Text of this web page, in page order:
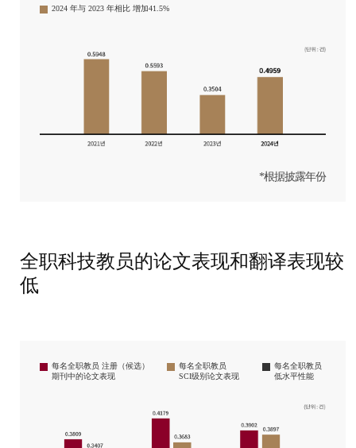
2024 年与 2023 年相比 增加41.5%
*根据披露年份
全职科技教员的论文表现和翻译表现较
低
每名全职教员 注册（候选）
期刊中的论文表现
每名全职教员
SCI级别论文表现
每名全职教员
低水平性能